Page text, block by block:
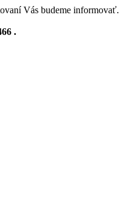
Vás budeme informovať.
.